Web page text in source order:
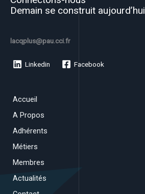
Demain se construit aujourd’hui
lacqplus@pau.cci.fr
Linkedin Facebook
Accueil
A Propos
Adhérents
Métiers
Membres
Actualités